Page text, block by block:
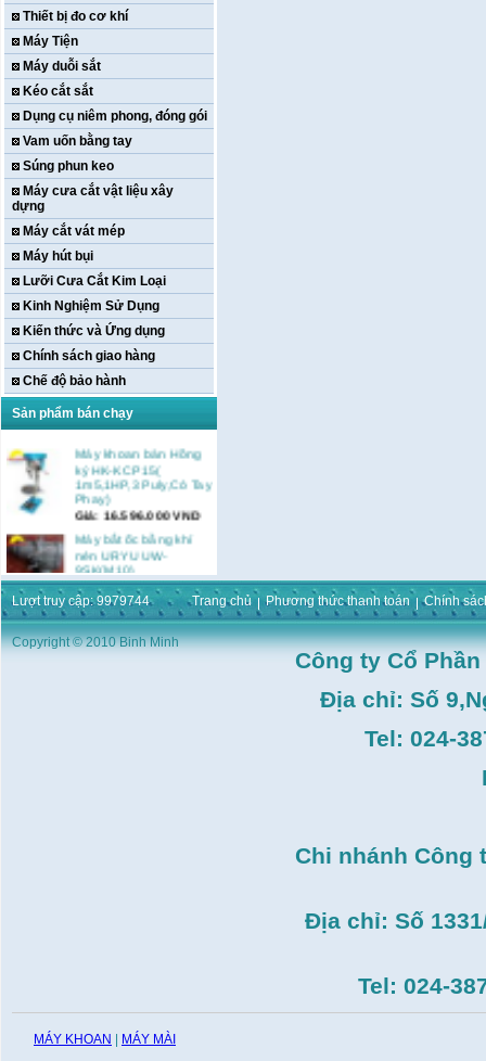
Thiết bị đo cơ khí
Máy Tiện
Máy duỗi sắt
Kéo cắt sắt
Dụng cụ niêm phong, đóng gói
Vam uốn bằng tay
Súng phun keo
Máy cưa cắt vật liệu xây
dựng
Máy cắt vát mép
Máy hút bụi
Lưỡi Cưa Cắt Kim Loại
Kinh Nghiệm Sử Dụng
Kiến thức và Ứng dụng
Chính sách giao hàng
Chế độ bảo hành
Sản phẩm bán chạy
Máy khoan bàn Hồng
ký HK-KCP15(
1m5,1HP,3 Puly,Có Tay
Phay)
Giá:16.596.000VND
Máy bắt ốc bằng khí
nén URYU UW-
9SK(M10)
Giá:0VND
Máy duỗi sắt Hồng ký
HK–DSM114( 1HP,Ø8 -
Ø10)
Lượt truy cập: 9979744 Trang chủ Phương thức thanh toán Chính
Copyright © 2010 Binh Minh
Công ty Cổ
Địa chỉ: Số
Tel: 024-
Chi nhánh Công
Địa chỉ: Số
Tel: 024-
MÁY KHOAN MÁY MÀI